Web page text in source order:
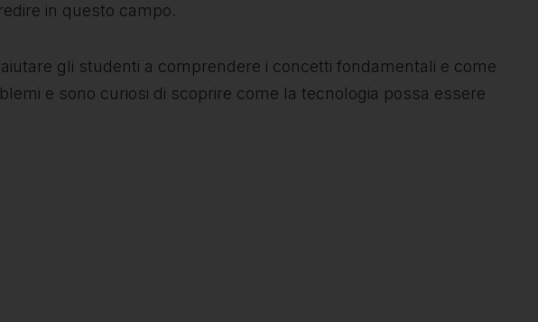
in questo campo.
gli studenti a comprendere i concetti fondamentali e come
e sono curiosi di scoprire come la tecnologia possa essere